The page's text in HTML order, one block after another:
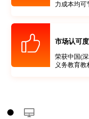
力成本均可
市场认可
荣获中国(
义务教育教